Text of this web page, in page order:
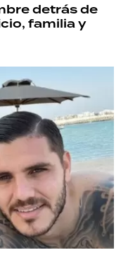
detrás de
familia y